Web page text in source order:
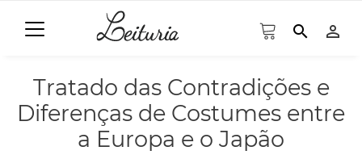
search person_outline
Tratado das Contradições e
Diferenças de Costumes entre
a Europa e o Japão